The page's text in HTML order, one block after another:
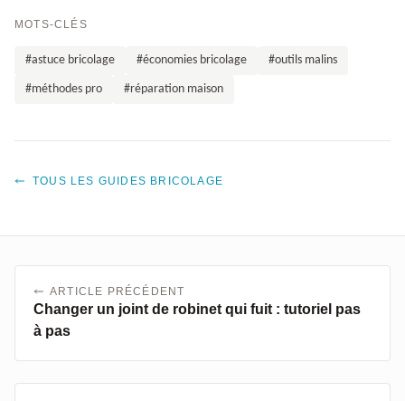
MOTS-CLÉS
#astuce bricolage #économies bricolage #outils malins
#méthodes pro #réparation maison
TOUS LES GUIDES BRICOLAGE
ARTICLE PRÉCÉDENT
Changer un joint de robinet qui fuit : tutoriel pas
à pas